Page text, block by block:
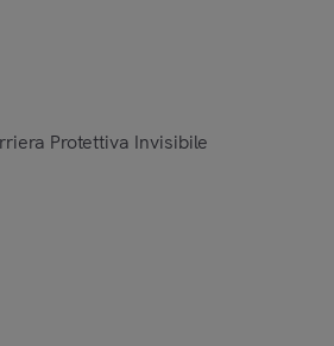
Protettiva Invisibile